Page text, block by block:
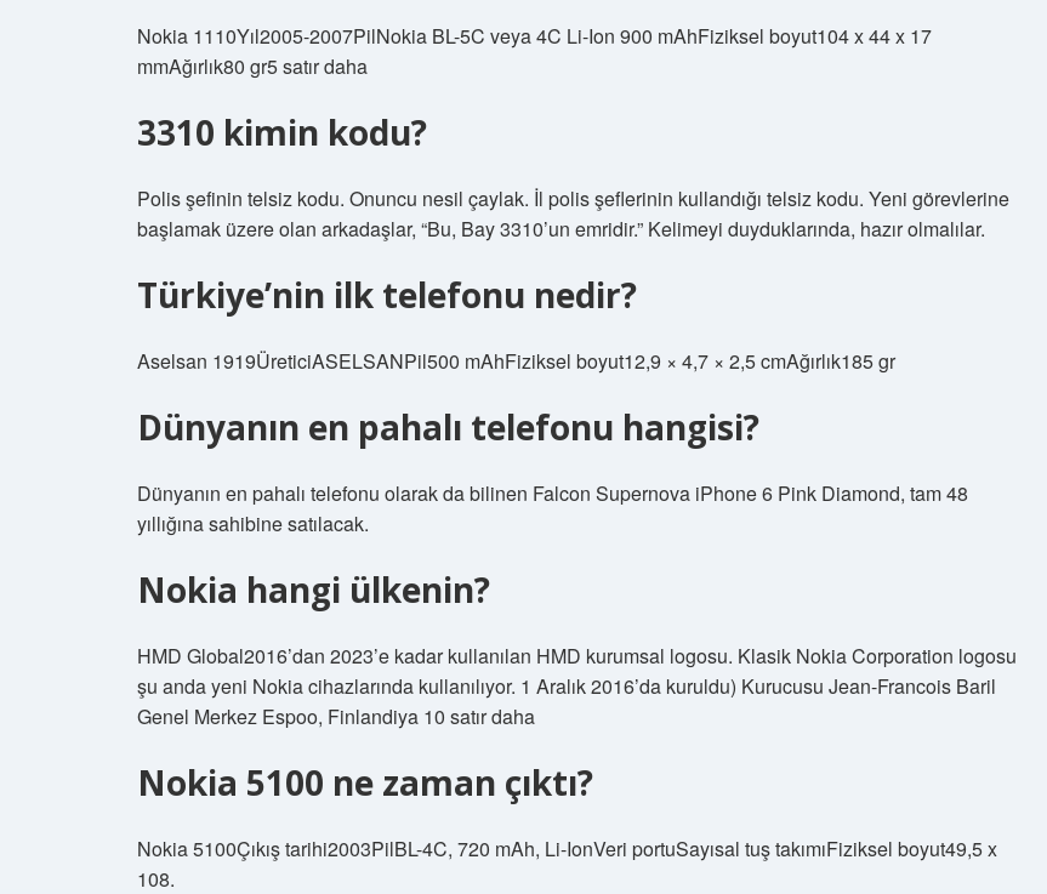
Nokia 1110Yıl2005-2007PilNokia BL-5C veya 4C Li-Ion 900 mAhFiziksel boyut104 x 44 x 17
mmAğırlık80 gr5 satır daha
3310 kimin kodu?
Polis şefinin telsiz kodu. Onuncu nesil çaylak. İl polis şeflerinin kullandığı telsiz kodu. Yeni görevlerine
başlamak üzere olan arkadaşlar, “Bu, Bay 3310’un emridir.” Kelimeyi duyduklarında, hazır olmalılar.
Türkiye’nin ilk telefonu nedir?
Aselsan 1919ÜreticiASELSANPil500 mAhFiziksel boyut12,9 × 4,7 × 2,5 cmAğırlık185 gr
Dünyanın en pahalı telefonu hangisi?
Dünyanın en pahalı telefonu olarak da bilinen Falcon Supernova iPhone 6 Pink Diamond, tam 48
yıllığına sahibine satılacak.
Nokia hangi ülkenin?
HMD Global2016’dan 2023’e kadar kullanılan HMD kurumsal logosu. Klasik Nokia Corporation logosu
şu anda yeni Nokia cihazlarında kullanılıyor. 1 Aralık 2016’da kuruldu) Kurucusu Jean-Francois Baril
Genel Merkez Espoo, Finlandiya 10 satır daha
Nokia 5100 ne zaman çıktı?
Nokia 5100Çıkış tarihi2003PilBL-4C, 720 mAh, Li-IonVeri portuSayısal tuş takımıFiziksel boyut49,5 x
108.